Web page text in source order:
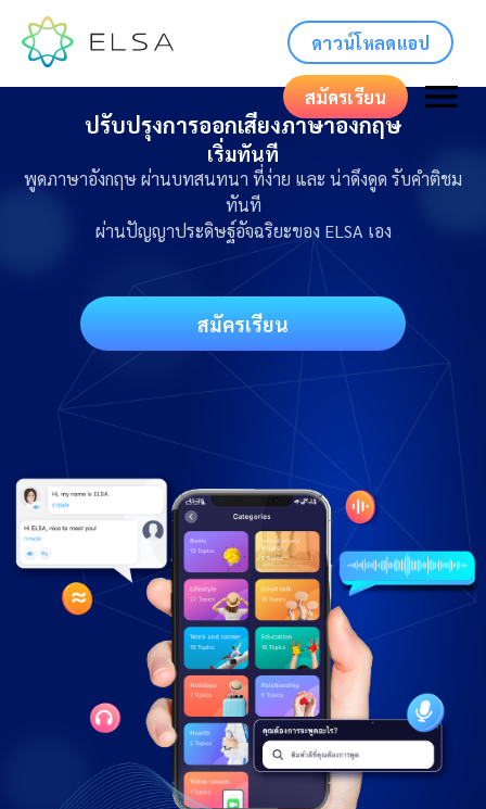
ดาวน์โหลดแอป
สมัครเรียน
ปรับปรุงการออกเสียงภาษาอังกฤษ
เริ่มทันที
พูดภาษาอังกฤษ ผ่านบทสนทนา ที่ง่าย และ น่าดึงดูด รับคำติชม
ทันที
ผ่านปัญญาประดิษฐ์อัจฉริยะของ ELSA เอง
สมัครเรียน